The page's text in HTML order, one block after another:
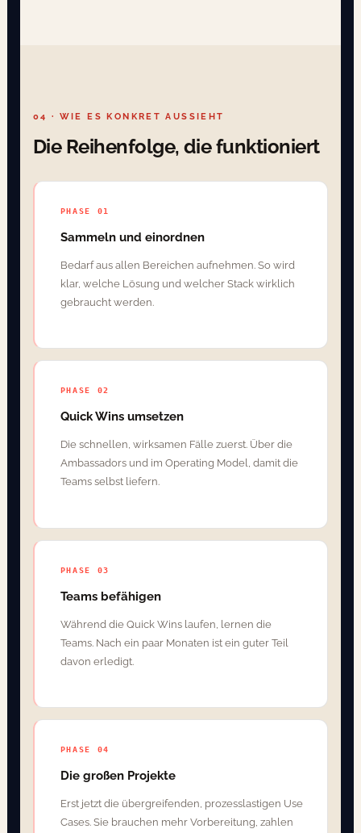
04 · WIE ES KONKRET AUSSIEHT
Die Reihenfolge, die funktioniert
PHASE 01
Sammeln und einordnen
Bedarf aus allen Bereichen aufnehmen. So wird
klar, welche Lösung und welcher Stack wirklich
gebraucht werden.
PHASE 02
Quick Wins umsetzen
Die schnellen, wirksamen Fälle zuerst. Über die
Ambassadors und im Operating Model, damit die
Teams selbst liefern.
PHASE 03
Teams befähigen
Während die Quick Wins laufen, lernen die
Teams. Nach ein paar Monaten ist ein guter Teil
davon erledigt.
PHASE 04
Die großen Projekte
Erst jetzt die übergreifenden, prozesslastigen Use
Cases. Sie brauchen mehr Vorbereitung, zahlen